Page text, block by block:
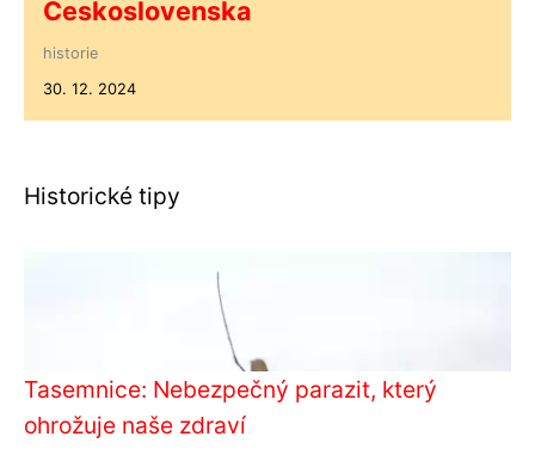
Československa
historie
30. 12. 2024
Historické tipy
Tasemnice: Nebezpečný parazit, který
ohrožuje naše zdraví